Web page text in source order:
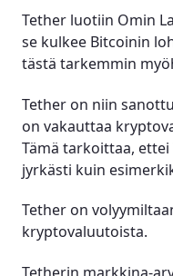
Tether luotiin Omin
se kulkee Bitcoinin
tästä tarkemmin
Tether on niin
on vakauttaa
Tämä tarkoittaa,
jyrkästi kuin
Tether on
kryptovaluutoista.